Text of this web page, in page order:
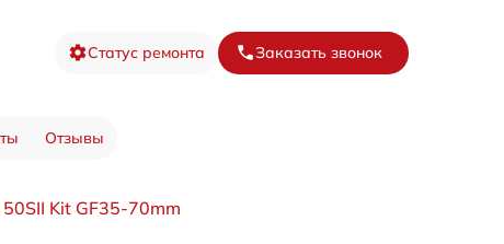
Статус ремонта Заказать звонок
Отзывы
Kit GF35-70mm